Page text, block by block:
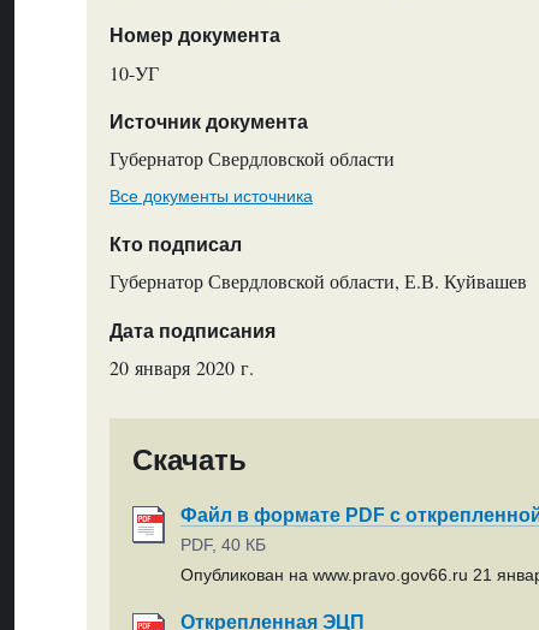
Номер документа
10-УГ
Источник документа
Губернатор Свердловской области
Все документы источника
Кто подписал
Губернатор Свердловской области, Е.В. Куйвашев
Дата подписания
20 января 2020 г.
Скачать
Файл в формате PDF с
PDF, 40 КБ
Опубликован на www.pravo.gov66.ru 21
Открепленная ЭЦП